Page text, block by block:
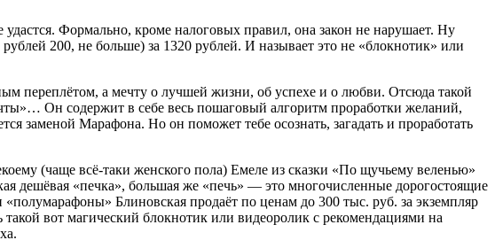
Формально, кроме налоговых правил, она закон не нарушает. Ну
200, не больше) за 1320 рублей. И называет это не «блокнотик» или
переплётом, а мечту о лучшей жизни, об успехе и о любви. Отсюда такой
Он содержит в себе весь пошаговый алгоритм проработки желаний,
заменой Марафона. Но он поможет тебе осознать, загадать и проработать
(чаще всё-таки женского пола) Емеле из сказки «По щучьему веленью»
дешёвая «печка», большая же «печь» — это многочисленные дорогостоящие
Блиновская продаёт по ценам до 300 тыс. руб. за экземпляр
вот магический блокнотик или видеоролик с рекомендациями на